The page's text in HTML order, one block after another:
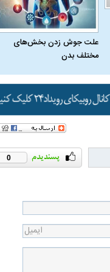
علت جوش زدن بخش‌های
مختلف بدن
0
لگویی حمله به کویت با